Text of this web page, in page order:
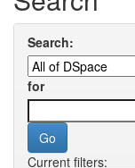
Search:
for
Current filters: